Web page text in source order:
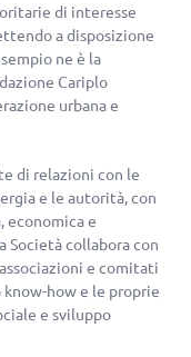
di interesse
a disposizione
ne è la
Cariplo
urbana e
di relazioni con le
e le autorità, con
e
Società collabora con
e comitati
how e le proprie
e sviluppo